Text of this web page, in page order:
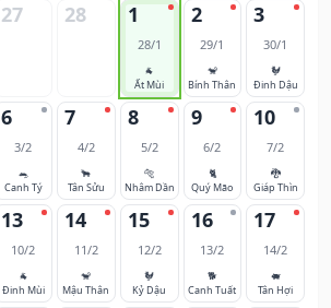
27 28 1
28/1
🐐
Ất Mùi
2
29/1
🐒
Bính Thân
3
30/1
🐓
Đinh Dậu
6
3/2
🐀
Canh Tý
7
4/2
🐂
Tân Sửu
8
5/2
🐅
Nhâm Dần
9
6/2
🐈
Quý Mão
10
7/2
🐉
Giáp Thìn
13
10/2
🐐
Đinh Mùi
14
11/2
🐒
Mậu Thân
15
12/2
🐓
Kỷ Dậu
16
13/2
🐕
Canh Tuất
17
14/2
🐖
Tân Hợi